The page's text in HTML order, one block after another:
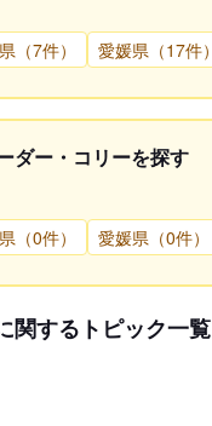
（7件） 愛媛県（17件）
ダー・コリーを探す
（0件） 愛媛県（0件）
関するトピック一覧